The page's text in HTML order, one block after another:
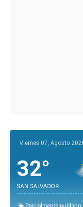
Viernes 07, Agosto
32°
SAN SALVADOR
🌤️ Parcialmente nublado